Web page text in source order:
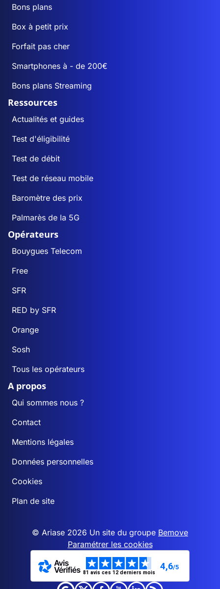
Bons plans
Box à petit prix
Forfait pas cher
Smartphones à - de 200€
Bons plans Streaming
Ressources
Actualités et guides
Test d'éligibilité
Test de débit
Test de réseau mobile
Baromètre des prix
Palmarès de la 5G
Opérateurs
Bouygues Telecom
Free
SFR
RED by SFR
Orange
Sosh
Tous les opérateurs
A propos
Qui sommes nous ?
Contact
Mentions légales
Données personnelles
Cookies
Plan de site
© Ariase 2026 Un site du groupe Bemove
Paramétrer les cookies
81 avis ces 12 derniers mois
4,6/5